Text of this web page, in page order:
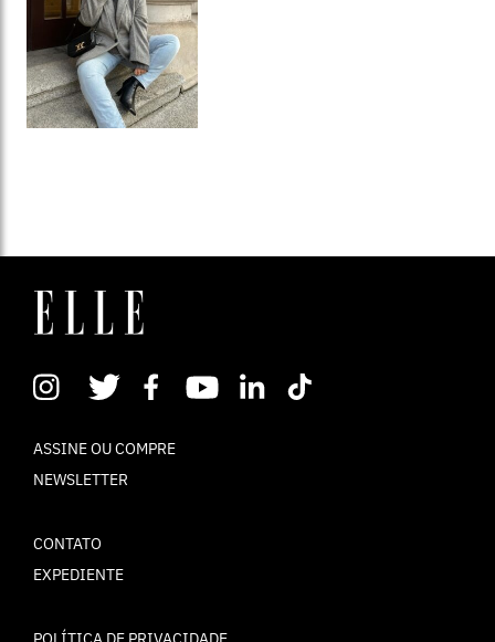
ASSINE OU COMPRE
NEWSLETTER
CONTATO
EXPEDIENTE